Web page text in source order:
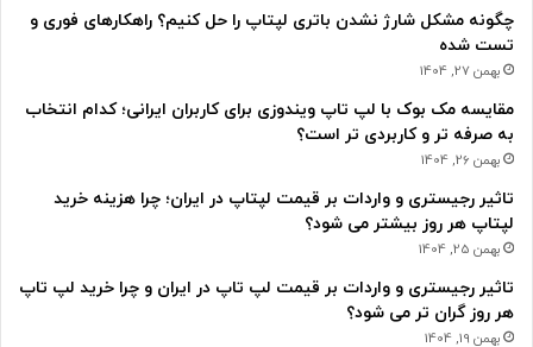
چگونه مشکل شارژ نشدن باتری لپتاپ را حل کنیم؟ راهکارهای فوری و
تست شده
بهمن 27, 1404
مقایسه مک بوک با لپ تاپ ویندوزی برای کاربران ایرانی؛ کدام انتخاب
به صرفه تر و کاربردی تر است؟
بهمن 26, 1404
تاثیر رجیستری و واردات بر قیمت لپتاپ در ایران؛ چرا هزینه خرید
لپتاپ هر روز بیشتر می شود؟
بهمن 25, 1404
تاثیر رجیستری و واردات بر قیمت لپ تاپ در ایران و چرا خرید لپ تاپ
هر روز گران تر می شود؟
بهمن 19, 1404